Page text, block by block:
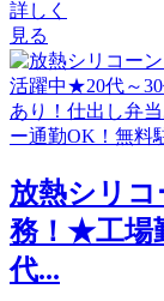
詳しく
見る
放熱シリ
務！★工場
代...